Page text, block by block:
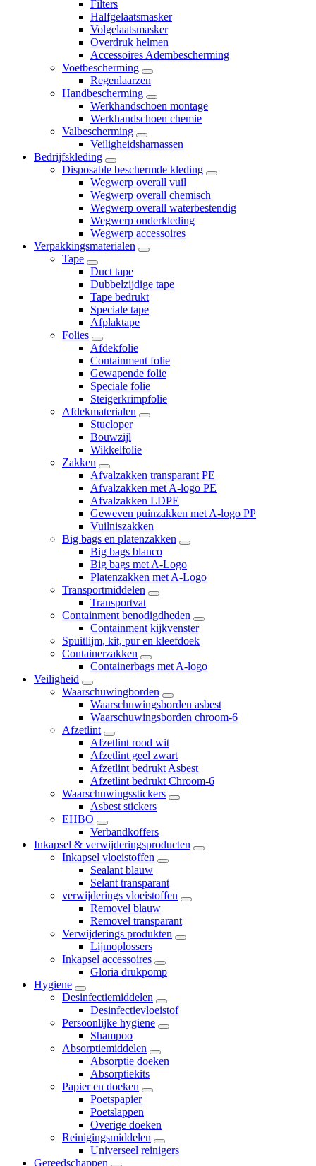
Filters
Halfgelaatsmasker
Volgelaatsmasker
Overdruk helmen
Accessoires Adembescherming
Voetbescherming
Regenlaarzen
Handbescherming
Werkhandschoen montage
Werkhandschoen chemie
Valbescherming
Veiligheidsharnassen
Bedrijfskleding
Disposable beschermde kleding
Wegwerp overall vuil
Wegwerp overall chemisch
Wegwerp overall waterbestendig
Wegwerp onderkleding
Wegwerp accessoires
Verpakkingsmaterialen
Tape
Duct tape
Dubbelzijdige tape
Tape bedrukt
Speciale tape
Afplaktape
Folies
Afdekfolie
Containment folie
Gewapende folie
Speciale folie
Steigerkrimpfolie
Afdekmaterialen
Stucloper
Bouwzijl
Wikkelfolie
Zakken
Afvalzakken transparant PE
Afvalzakken met A-logo PE
Afvalzakken LDPE
Geweven puinzakken met A-logo PP
Vuilniszakken
Big bags en platenzakken
Big bags blanco
Big bags met A-Logo
Platenzakken met A-Logo
Transportmiddelen
Transportvat
Containment benodigdheden
Containment kijkvenster
Spuitlijm, kit, pur en kleefdoek
Containerzakken
Containerbags met A-logo
Veiligheid
Waarschuwingborden
Waarschuwingsborden asbest
Waarschuwingsborden chroom-6
Afzetlint
Afzetlint rood wit
Afzetlint geel zwart
Afzetlint bedrukt Asbest
Afzetlint bedrukt Chroom-6
Waarschuwingsstickers
Asbest stickers
EHBO
Verbandkoffers
Inkapsel & verwijderingsproducten
Inkapsel vloeistoffen
Sealant blauw
Selant transparant
verwijderings vloeistoffen
Removel blauw
Removel transparant
Verwijderings produkten
Lijmoplossers
Inkapsel accessoires
Gloria drukpomp
Hygiene
Desinfectiemiddelen
Desinfectievloeistof
Persoonlijke hygiene
Shampoo
Absorptiemiddelen
Absorptie doeken
Absorptiekits
Papier en doeken
Poetspapier
Poetslappen
Overige doeken
Reinigingsmiddelen
Universeel reinigers
Gereedschappen